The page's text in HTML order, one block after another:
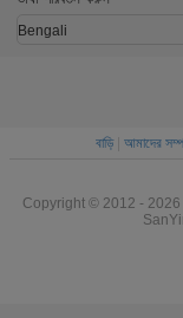
Bengali
বাড়ি| আমাদের
Copyright © 2012 -